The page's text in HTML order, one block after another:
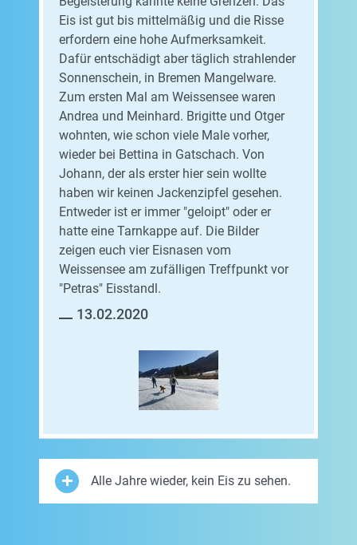
Eis ist gut bis mittelmäßig und die Risse
erfordern eine hohe Aufmerksamkeit.
Dafür entschädigt aber täglich strahlender
Sonnenschein, in Bremen Mangelware.
Zum ersten Mal am Weissensee waren
Andrea und Meinhard. Brigitte und Otger
wohnten, wie schon viele Male vorher,
wieder bei Bettina in Gatschach. Von
Johann, der als erster hier sein wollte
haben wir keinen Jackenzipfel gesehen.
Entweder ist er immer "geloipt" oder er
hatte eine Tarnkappe auf. Die Bilder
zeigen euch vier Eisnasen vom
Weissensee am zufälligen Treffpunkt vor
"Petras" Eisstandl.
13.02.2020
Alle Jahre wieder, kein Eis zu sehen.